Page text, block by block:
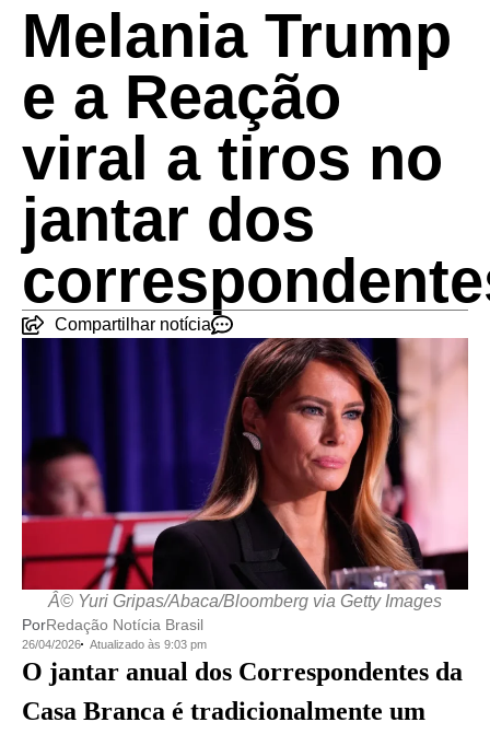
Melania Trump
e a Reação
viral a tiros no
jantar dos
Compartilhar notícia
Â© Yuri Gripas/Abaca/Bloomberg via Getty Images
PorRedação Notícia Brasil
26/04/2026 Atualizado às 9:03 pm
O jantar anual dos Correspondentes da
Casa Branca é tradicionalmente um